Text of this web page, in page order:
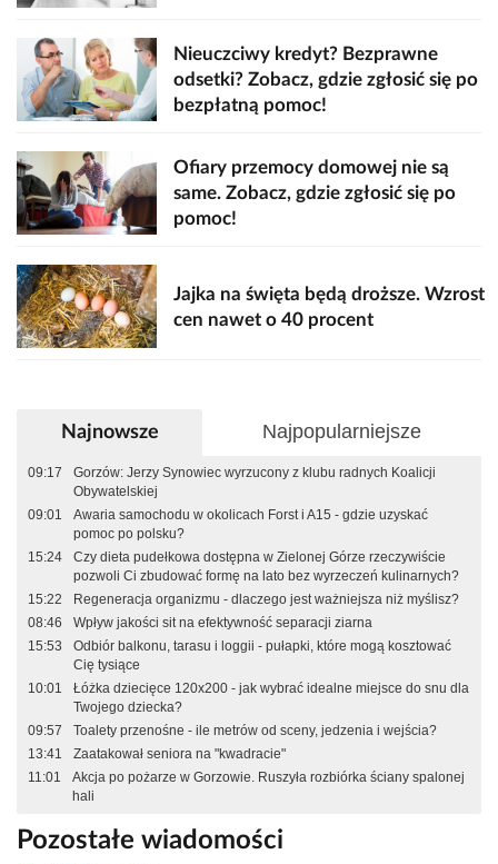
Nieuczciwy kredyt? Bezprawne
odsetki? Zobacz, gdzie zgłosić się po
bezpłatną pomoc!
Ofiary przemocy domowej nie są
same. Zobacz, gdzie zgłosić się po
pomoc!
Jajka na święta będą droższe. Wzrost
cen nawet o 40 procent
Najnowsze Najpopularniejsze
09:17
Gorzów: Jerzy Synowiec wyrzucony z klubu radnych Koalicji
Obywatelskiej
09:01
Awaria samochodu w okolicach Forst i A15 - gdzie uzyskać
pomoc po polsku?
15:24
Czy dieta pudełkowa dostępna w Zielonej Górze rzeczywiście
pozwoli Ci zbudować formę na lato bez wyrzeczeń kulinarnych?
15:22
Regeneracja organizmu - dlaczego jest ważniejsza niż myślisz?
08:46
Wpływ jakości sit na efektywność separacji ziarna
15:53
Odbiór balkonu, tarasu i loggii - pułapki, które mogą kosztować
Cię tysiące
10:01
Łóżka dziecięce 120x200 - jak wybrać idealne miejsce do snu dla
Twojego dziecka?
09:57
Toalety przenośne - ile metrów od sceny, jedzenia i wejścia?
13:41
Zaatakował seniora na "kwadracie"
11:01
Akcja po pożarze w Gorzowie. Ruszyła rozbiórka ściany spalonej
hali
Pozostałe wiadomości